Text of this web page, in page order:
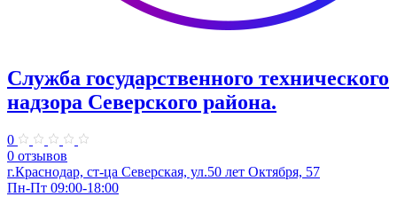
Служба государственного технического
надзора Северского района.
0
0 отзывов
г.Краснодар, ст-ца Северская, ул.50 лет Октября, 57
Пн-Пт 09:00-18:00